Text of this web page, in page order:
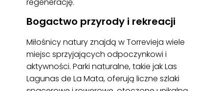
Bogactwo przyrody i rekreacji
Miłośnicy natury znajdą w Torrevieja wiele
miejsc sprzyjających odpoczynkowi i
aktywności. Parki naturalne, takie jak Las
Lagunas de La Mata, oferują liczne szlaki